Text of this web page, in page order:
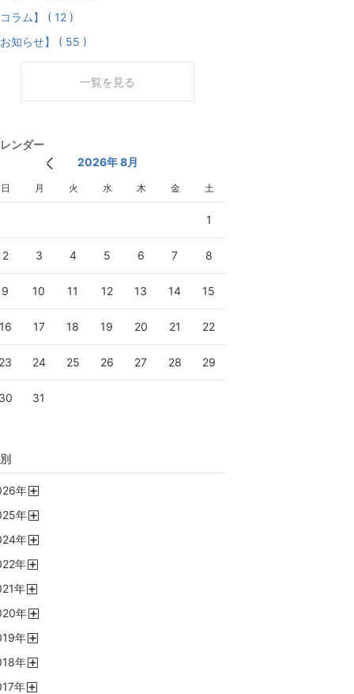
コラム】 ( 12 )
お知らせ】 ( 55 )
一覧を見る
ンダー
2026年 8月
日 月 火 水 木 金 土
1
2 3 4 5 6 7 8
9 10 11 12 13 14 15
16 17 18 19 20 21 22
23 24 25 26 27 28 29
30 31
年
年
年
年
年
年
年
年
年